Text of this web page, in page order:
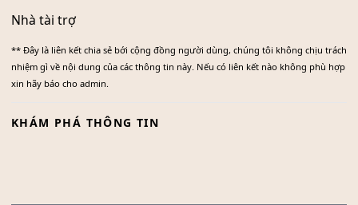
Nhà tài trợ
** Đây là liên kết chia sẻ bới cộng đồng người dùng, chúng tôi không chịu trách
nhiệm gì về nội dung của các thông tin này. Nếu có liên kết nào không phù hợp
xin hãy báo cho admin.
KHÁM PHÁ THÔNG TIN